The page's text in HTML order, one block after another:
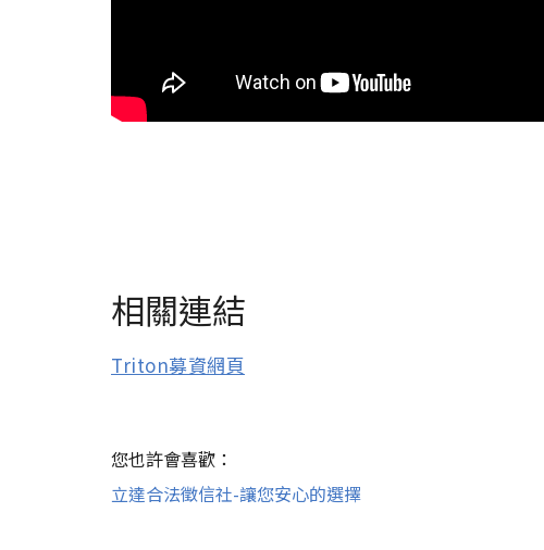
相關連結
Triton募資網頁
您也許會喜歡：
立達合法徵信社-讓您安心的選擇